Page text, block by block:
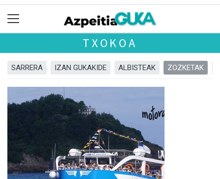
TXOKOA
SARRERA IZAN GUKAKIDE ALBISTEAK ZOZKETAK